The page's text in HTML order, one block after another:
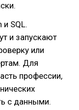
и SQL.
и запускают
или
Для
профессии,
с данными.